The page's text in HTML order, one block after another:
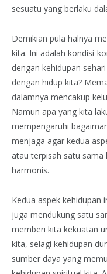
sesuatu yang berlaku
Demikian pula halnya
kita. Ini adalah kondisi-
dengan kehidupan
dengan hidup kita?
dalamnya mencakup
Namun apa yang kita
mempengaruhi
menjaga agar kedua
atau terpisah satu sama
harmonis.
Kedua aspek kehidupan
juga mendukung satu
memberi kita kekuatan
kita, selagi kehidupan
sumber daya yang